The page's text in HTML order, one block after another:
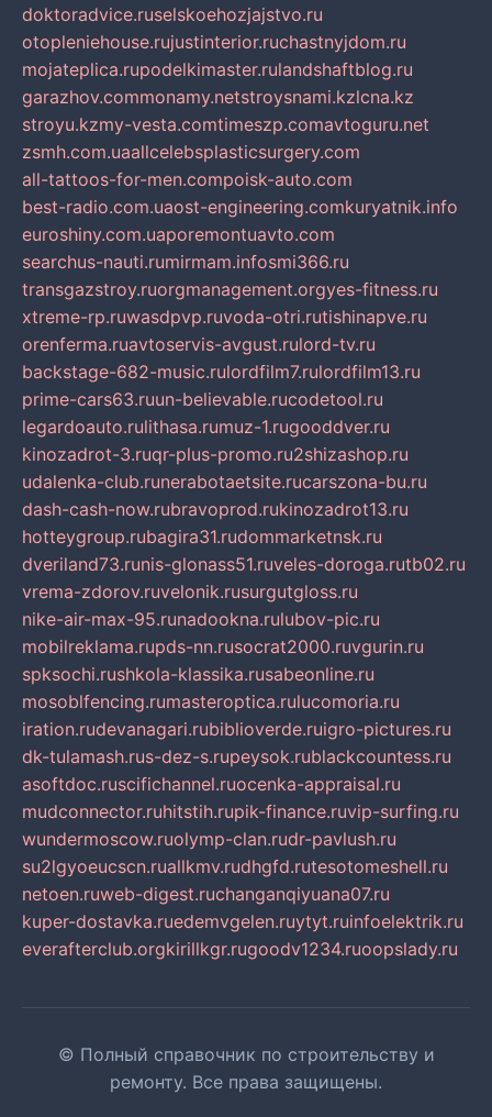
doktoradvice.ruselskoehozjajstvo.ru
otopleniehouse.rujustinterior.ruchastnyjdom.ru
mojateplica.rupodelkimaster.rulandshaftblog.ru
garazhov.commonamy.netstroysnami.kzlcna.kz
stroyu.kzmy-vesta.comtimeszp.comavtoguru.net
zsmh.com.uaallcelebsplasticsurgery.com
all-tattoos-for-men.compoisk-auto.com
best-radio.com.uaost-engineering.comkuryatnik.info
euroshiny.com.uaporemontuavto.com
searchus-nauti.rumirmam.infosmi366.ru
transgazstroy.ruorgmanagement.orgyes-fitness.ru
xtreme-rp.ruwasdpvp.ruvoda-otri.rutishinapve.ru
orenferma.ruavtoservis-avgust.rulord-tv.ru
backstage-682-music.rulordfilm7.rulordfilm13.ru
prime-cars63.ruun-believable.rucodetool.ru
legardoauto.rulithasa.rumuz-1.rugooddver.ru
kinozadrot-3.ruqr-plus-promo.ru2shizashop.ru
udalenka-club.runerabotaetsite.rucarszona-bu.ru
dash-cash-now.rubravoprod.rukinozadrot13.ru
hotteygroup.rubagira31.rudommarketnsk.ru
dveriland73.runis-glonass51.ruveles-doroga.rutb02.ru
vrema-zdorov.ruvelonik.rusurgutgloss.ru
nike-air-max-95.runadookna.rulubov-pic.ru
mobilreklama.rupds-nn.rusocrat2000.ruvgurin.ru
spksochi.rushkola-klassika.rusabeonline.ru
mosoblfencing.rumasteroptica.rulucomoria.ru
iration.rudevanagari.rubiblioverde.ruigro-pictures.ru
dk-tulamash.rus-dez-s.rupeysok.rublackcountess.ru
asoftdoc.ruscifichannel.ruocenka-appraisal.ru
mudconnector.ruhitstih.rupik-finance.ruvip-surfing.ru
wundermoscow.ruolymp-clan.rudr-pavlush.ru
su2lgyoeucscn.ruallkmv.rudhgfd.rutesotomeshell.ru
netoen.ruweb-digest.ruchanganqiyuana07.ru
kuper-dostavka.ruedemvgelen.ruytyt.ruinfoelektrik.ru
everafterclub.orgkirillkgr.rugoodv1234.ruoopslady.ru
© Полный справочник по строительству и
ремонту. Все права защищены.